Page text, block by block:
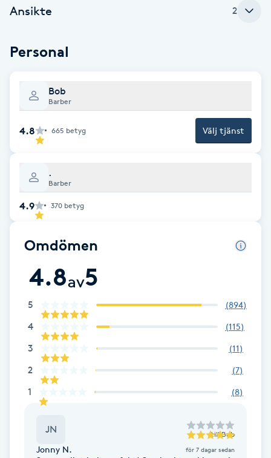
Dermapen
Diamantslipning
Enzympeeling
Extensions
Eyeliner-tatuering
F
Face framing
Faceliftmassage
Fet hårbotten
Fettreducering
Fibromassage
Fotmassage
Ansikte 2
Personal
Bob
Barber
4.8 665 betyg Välj tjänst
.
Barber
4.9 370 betyg
Omdömen
4.8av5
5 (894)
4 (115)
3 (11)
2 (7)
1 (8)
JN till Bob
Jonny N. för 7 dagar sedan